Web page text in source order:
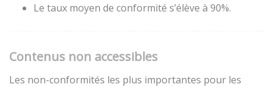
Le taux moyen de conformité s’élève à 90%.
Contenus non accessibles
Les non-conformités les plus importantes pour les